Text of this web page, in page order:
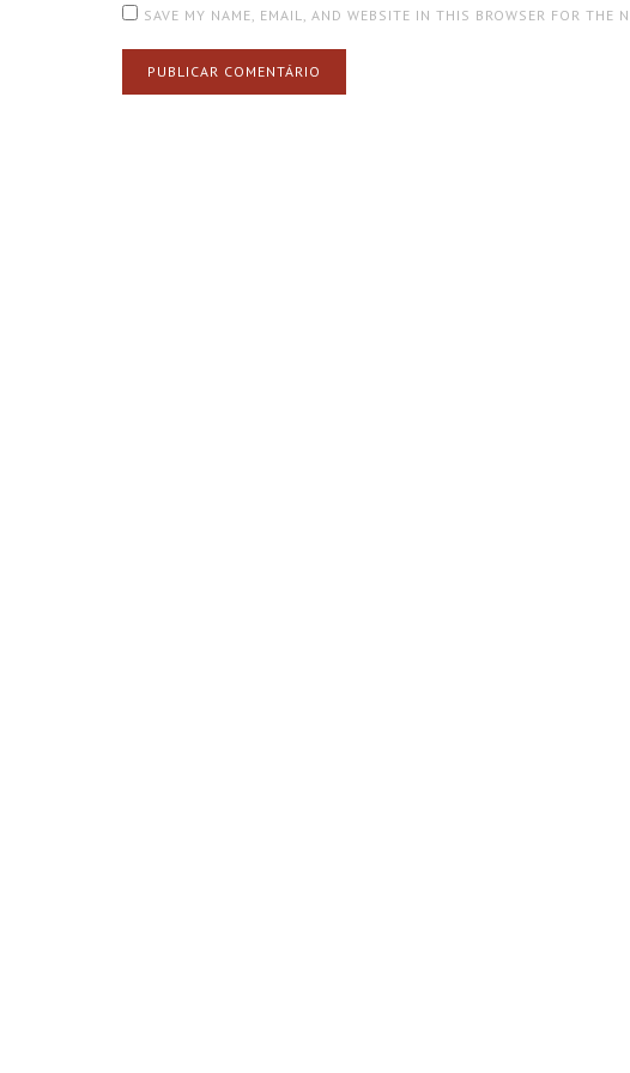
SAVE MY NAME, EMAIL, AND WEBSITE IN THIS BROWSER FOR THE